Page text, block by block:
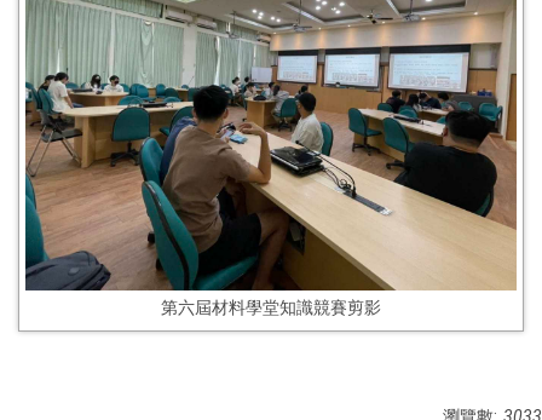
第六屆材料學堂知識競賽剪影